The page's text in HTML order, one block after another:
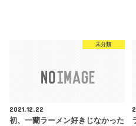
未分類
2021.12.22
初、一蘭ラーメン好きじなかった